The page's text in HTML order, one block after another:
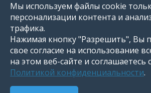
© 1996-2026 Группа компаний «Мир
Мы используем файлы cookie
персонализации контента и
трафика.
Нажимая кнопку "Разрешить", Вы
свое согласие на использование
на этом веб-сайте и соглашаетесь
Политикой конфиденциальности.